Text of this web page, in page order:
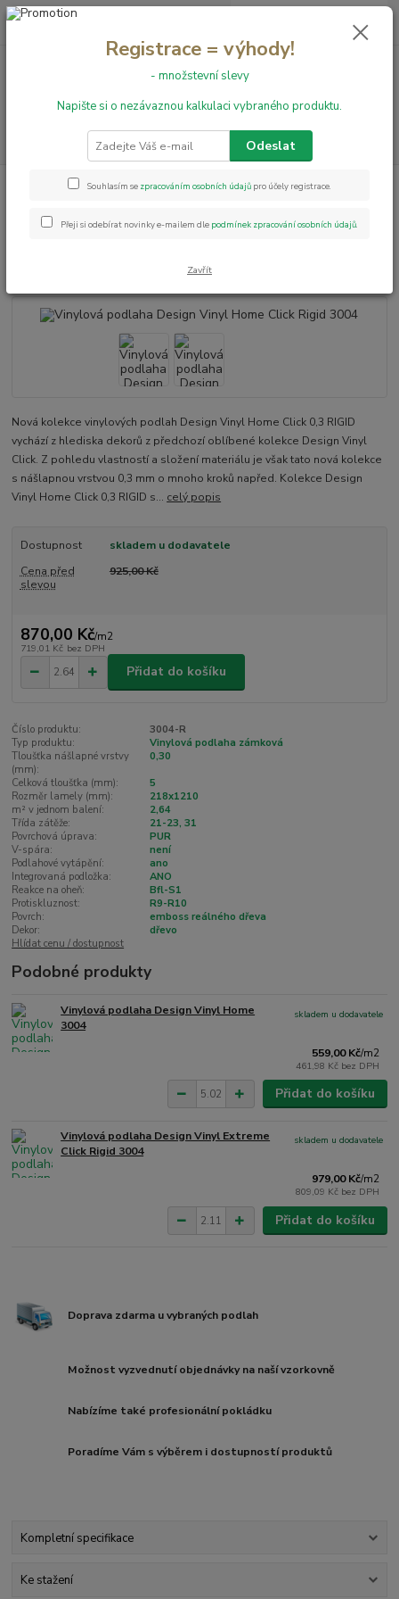
+420 731 199 591 0,00 Kč
Vinylové podlahy RIGID CLICK
Vinylová podlaha Design Vinyl
Vinylová podlaha Design Vinyl
Home Click Rigid 3004
Nová kolekce vinylových podlah Design Vinyl Home Click 0,3 RIGID
vychází z hlediska dekorů z předchozí oblíbené kolekce Design Vinyl
Click. Z pohledu vlastností a složení materiálu je však tato nová kolekce
s nášlapnou vrstvou 0,3 mm o mnoho kroků napřed. Kolekce Design
Vinyl Home Click 0,3 RIGID s... celý popis
Dostupnost
skladem u dodavatele
Cena před
slevou
925,00 Kč
870,00 Kč/m2
719,01 Kč bez DPH
Přidat do košíku
Číslo produktu:
3004-R
Typ produktu:
Vinylová podlaha zámková
Tloušťka nášlapné vrstvy
(mm):
0,30
Celková tloušťka (mm):
5
Rozměr lamely (mm):
218x1210
m² v jednom balení:
2,64
Třída zátěže:
21-23, 31
Povrchová úprava:
PUR
V-spára:
není
Podlahové vytápění:
ano
Integrovaná podložka:
ANO
Reakce na oheň:
Bfl-S1
Protiskluznost:
R9-R10
Povrch:
emboss reálného dřeva
Dekor:
dřevo
Hlídat cenu / dostupnost
Podobné produkty
Vinylová podlaha Design Vinyl Home
3004
559,00 Kč/m2
461,98 Kč bez DPH
skladem u dodavatele
Přidat do košíku
Vinylová podlaha Design Vinyl Extreme
Click Rigid 3004
979,00 Kč/m2
809,09 Kč bez DPH
skladem u dodavatele
Přidat do košíku
Doprava zdarma u vybraných podlah
Možnost vyzvednutí objednávky na naší vzorkovně
Nabízíme také profesionální pokládku
Poradíme Vám s výběrem i dostupností produktů
Kompletní specifikace
Ke stažení
Registrace = výhody!
- množstevní slevy
Napište si o nezávaznou kalkulaci vybraného produktu.
Odeslat
Souhlasím se zpracováním osobních údajů pro účely registrace.
Přeji si odebírat novinky e-mailem dle podmínek zpracování osobních údajů.
Zavřít